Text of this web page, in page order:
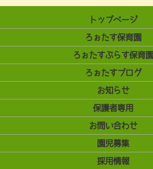
トップページ
ろぉたす保育園
ろぉたすぷらす保育園
ろぉたすブログ
お知らせ
保護者専用
お問い合わせ
園児募集
採用情報